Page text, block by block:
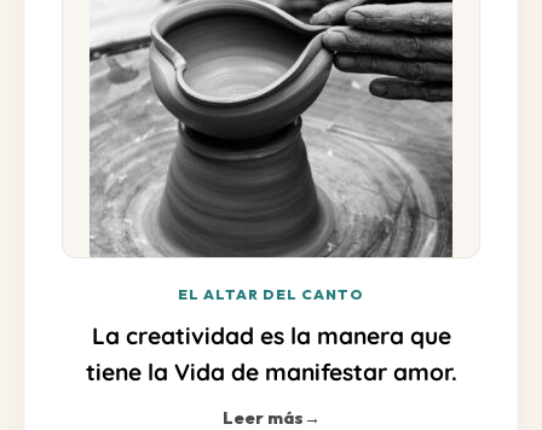
EL ALTAR DEL CANTO
La creatividad es la manera que
tiene la Vida de manifestar amor.
Leer más→